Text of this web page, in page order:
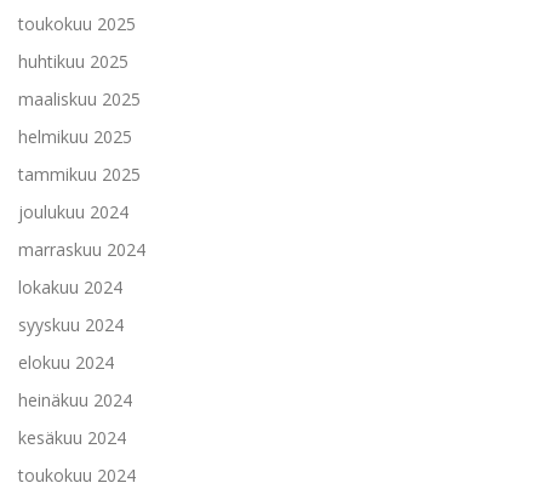
toukokuu 2025
huhtikuu 2025
maaliskuu 2025
helmikuu 2025
tammikuu 2025
joulukuu 2024
marraskuu 2024
lokakuu 2024
syyskuu 2024
elokuu 2024
heinäkuu 2024
kesäkuu 2024
toukokuu 2024